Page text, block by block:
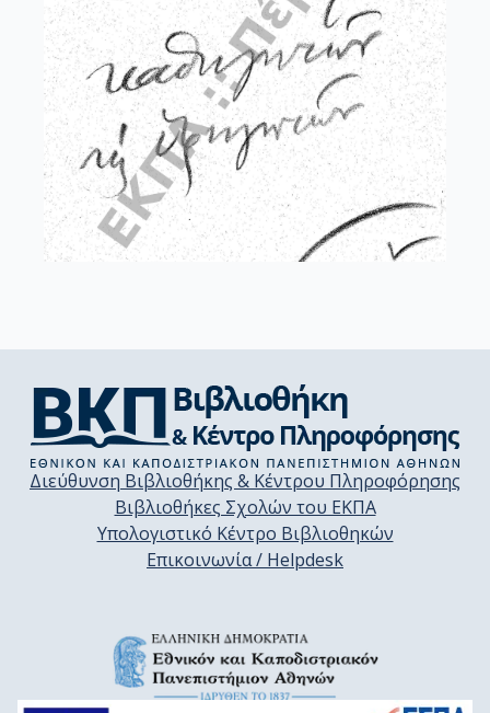
Διεύθυνση Βιβλιοθήκης & Κέντρου Πληροφόρησης
Βιβλιοθήκες Σχολών του ΕΚΠΑ
Υπολογιστικό Κέντρο Βιβλιοθηκών
Επικοινωνία / Helpdesk